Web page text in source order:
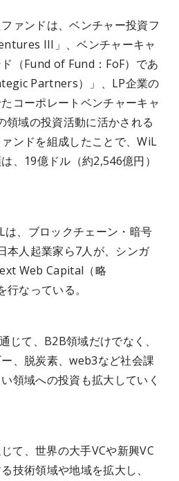
ァンドは、ベンチャー投資フ
III」、ベンチャーキャ
（Fund of Fund：FoF）であ
Partners）」、LP企業の
コーポレートベンチャーキャ
領域の投資活動に活かされる
ンドを組成したことで、WiL
、19億ドル（約2,546億円）
は、ブロックチェーン・暗号
本人起業家ら7人が、シンガ
Web Capital（略
なっている。
じて、B2B領域だけでなく、
、脱炭素、web3など社会課
領域への投資も拡大していく
て、世界の大手VCや新興VC
技術領域や地域を拡大し、